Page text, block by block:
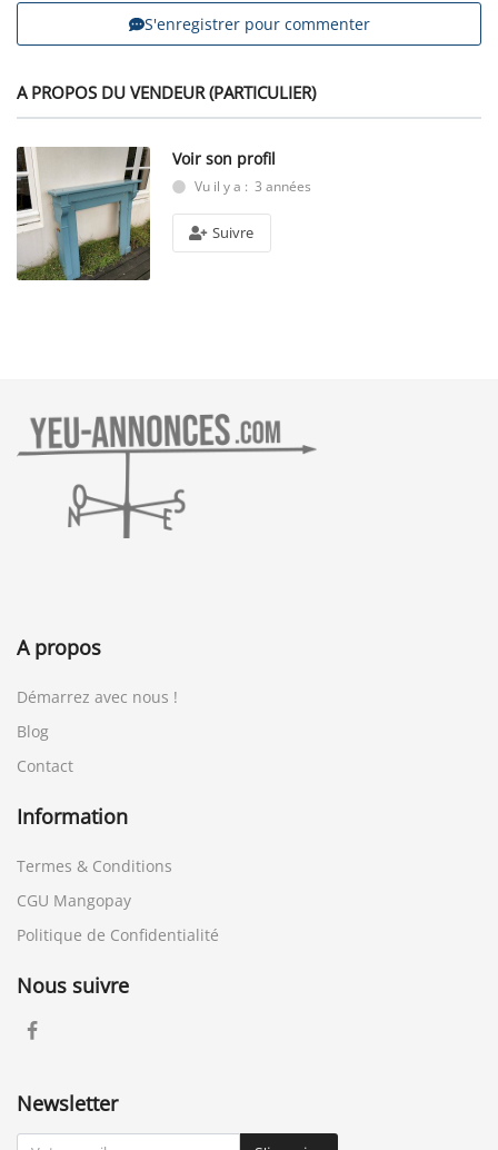
S'enregistrer pour commenter
A PROPOS DU VENDEUR (PARTICULIER)
Voir son profil
Vu il y a : 3 années
Suivre
A propos
Démarrez avec nous !
Blog
Contact
Information
Termes & Conditions
CGU Mangopay
Politique de Confidentialité
Nous suivre
Newsletter